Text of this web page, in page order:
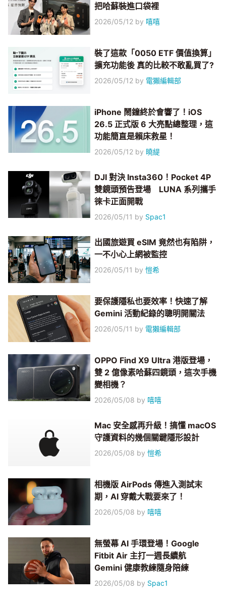
把哈蘇裝進口袋裡
2026/05/12 by 嘻嘻
裝了這款「0050 ETF 價值換算」
擴充功能後 真的比較不敢亂買了?
2026/05/12 by 電獺編輯部
iPhone 鬧鐘終於會響了！iOS
26.5 正式版 6 大亮點總整理，這
功能簡直是賴床救星！
2026/05/12 by 曉緹
DJI 對決 Insta360！Pocket 4P
雙鏡頭預告登場 LUNA 系列攜手
徠卡正面開戰
2026/05/11 by Spac1
出國旅遊買 eSIM 竟然也有陷阱，
一不小心上網被監控
2026/05/11 by愷希
要保護隱私也要效率！快速了解
Gemini 活動紀錄的聰明開關法
2026/05/11 by 電獺編輯部
OPPO Find X9 Ultra 港版登場，
雙 2 億像素哈蘇四鏡頭，這次手機
變相機？
2026/05/08 by 嘻嘻
Mac 安全感再升級！搞懂 macOS
守護資料的幾個關鍵隱形設計
2026/05/08 by愷希
相機版 AirPods 傳進入測試末
期，AI 穿戴大戰要來了！
2026/05/08 by 嘻嘻
無螢幕 AI 手環登場！Google
Fitbit Air 主打一週長續航
Gemini 健康教練隨身陪練
2026/05/08 by Spac1